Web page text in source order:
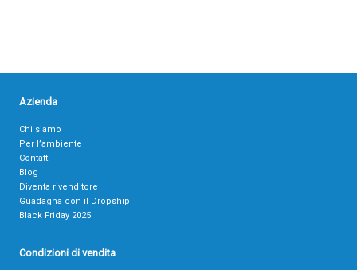
Azienda
Chi siamo
Per l’ambiente
Contatti
Blog
Diventa rivenditore
Guadagna con il Dropship
Black Friday 2025
Condizioni di vendita